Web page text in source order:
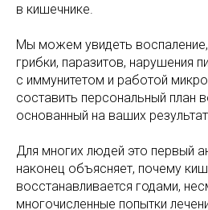
в кишечнике.
Мы можем увидеть
грибки, паразитов, нарушения
с иммунитетом и работой
составить персональный план
основанный на ваших
Для многих людей это первый
наконец объясняет, почему
восстанавливается годами,
многочисленные попытки